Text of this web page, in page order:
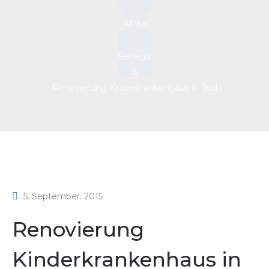
5. September. 2015
Renovierung
Kinderkrankenhaus in